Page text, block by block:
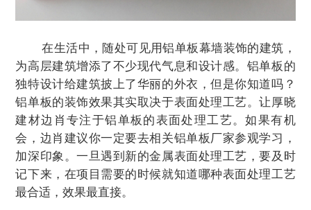
在生活中，随处可见用铝单板幕墙装饰的建筑，
为高层建筑增添了不少现代气息和设计感。铝单板的
独特设计给建筑披上了华丽的外衣，但是你知道吗？
铝单板的装饰效果其实取决于表面处理工艺。让厚晓
建材边肖专注于铝单板的表面处理工艺。如果有机
会，边肖建议你一定要去相关铝单板厂家参观学习，
加深印象。一旦遇到新的金属表面处理工艺，要及时
记下来，在项目需要的时候就知道哪种表面处理工艺
最合适，效果最直接。